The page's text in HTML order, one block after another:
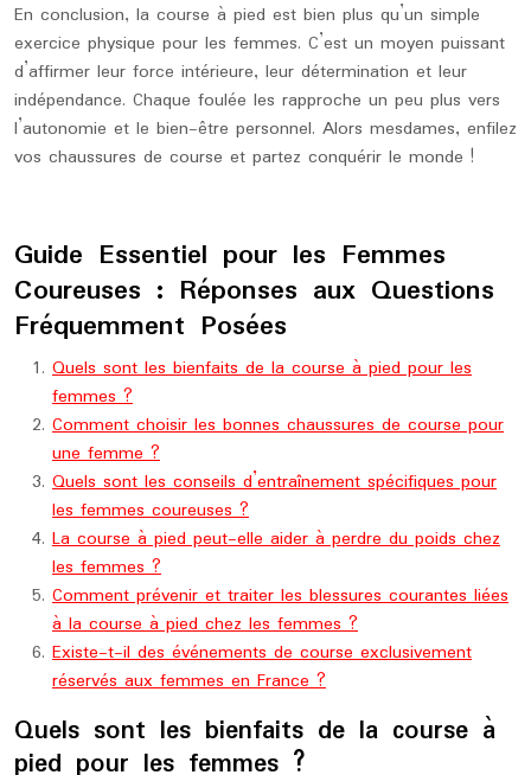
En conclusion, la course à pied est bien plus qu’un simple
exercice physique pour les femmes. C’est un moyen puissant
d’affirmer leur force intérieure, leur détermination et leur
indépendance. Chaque foulée les rapproche un peu plus vers
l’autonomie et le bien-être personnel. Alors mesdames, enfilez
vos chaussures de course et partez conquérir le monde !
Guide Essentiel pour les Femmes
Coureuses : Réponses aux Questions
Fréquemment Posées
Quels sont les bienfaits de la course à pied pour les
femmes ?
Comment choisir les bonnes chaussures de course pour
une femme ?
Quels sont les conseils d’entraînement spécifiques pour
les femmes coureuses ?
La course à pied peut-elle aider à perdre du poids chez
les femmes ?
Comment prévenir et traiter les blessures courantes liées
à la course à pied chez les femmes ?
Existe-t-il des événements de course exclusivement
réservés aux femmes en France ?
Quels sont les bienfaits de la course à
pied pour les femmes ?